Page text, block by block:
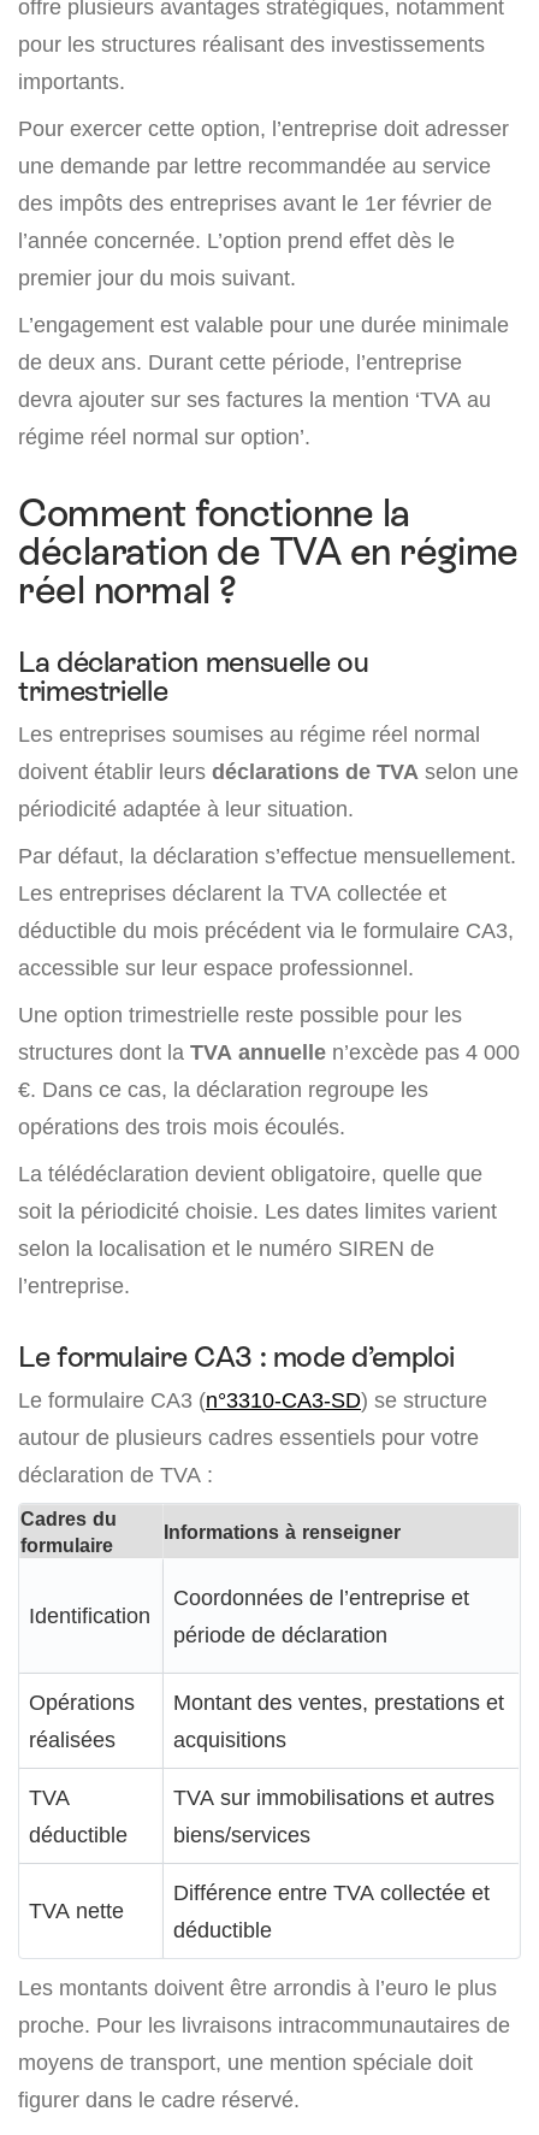
offre plusieurs avantages stratégiques, notamment
pour les structures réalisant des investissements
importants.
Pour exercer cette option, l’entreprise doit adresser
une demande par lettre recommandée au service
des impôts des entreprises avant le 1er février de
l’année concernée. L’option prend effet dès le
premier jour du mois suivant.
L’engagement est valable pour une durée minimale
de deux ans. Durant cette période, l’entreprise
devra ajouter sur ses factures la mention ‘TVA au
régime réel normal sur option’.
Comment fonctionne la
déclaration de TVA en régime
réel normal ?
La déclaration mensuelle ou
trimestrielle
Les entreprises soumises au régime réel normal
doivent établir leurs déclarations de TVA selon une
périodicité adaptée à leur situation.
Par défaut, la déclaration s’effectue mensuellement.
Les entreprises déclarent la TVA collectée et
déductible du mois précédent via le formulaire CA3,
accessible sur leur espace professionnel.
Une option trimestrielle reste possible pour les
structures dont la TVA annuelle n’excède pas 4 000
€. Dans ce cas, la déclaration regroupe les
opérations des trois mois écoulés.
La télédéclaration devient obligatoire, quelle que
soit la périodicité choisie. Les dates limites varient
selon la localisation et le numéro SIREN de
l’entreprise.
Le formulaire CA3 : mode d’emploi
Le formulaire CA3 (n°3310-CA3-SD) se structure
autour de plusieurs cadres essentiels pour votre
déclaration de TVA :
Cadres du
formulaire
Informations à renseigner
Identification
Coordonnées de l’entreprise et
période de déclaration
Opérations
réalisées
Montant des ventes, prestations et
acquisitions
TVA
déductible
TVA sur immobilisations et autres
biens/services
TVA nette
Différence entre TVA collectée et
déductible
Les montants doivent être arrondis à l’euro le plus
proche. Pour les livraisons intracommunautaires de
moyens de transport, une mention spéciale doit
figurer dans le cadre réservé.